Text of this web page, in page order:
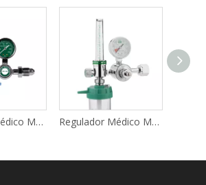
Regulador médico MR088 Regulador Médico MR090